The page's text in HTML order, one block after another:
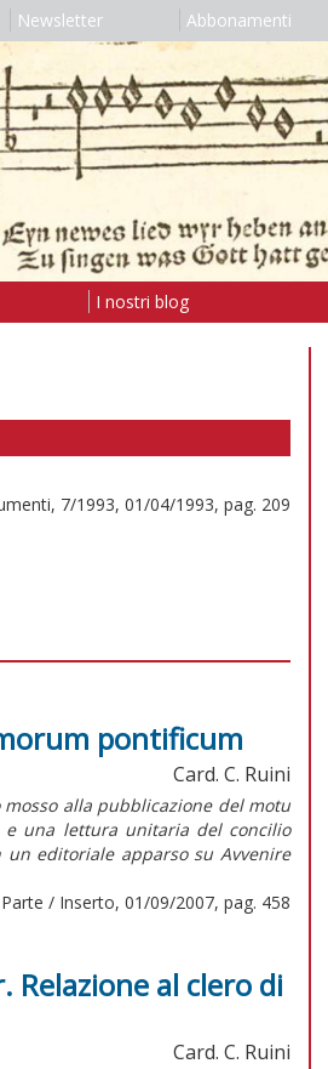
Newsletter Abbonamenti
I nostri blog
7/1993, 01/04/1993, pag. 209
pontificum
Card. C. Ruini
alla pubblicazione del motu
e una lettura unitaria del concilio
editoriale apparso su Avvenire
/ Inserto, 01/09/2007, pag. 458
Relazione al clero di
Card. C. Ruini